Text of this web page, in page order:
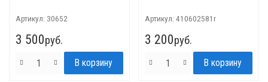
Артикул: 30652
3 500руб.
Артикул: 410602581r
3 200руб.